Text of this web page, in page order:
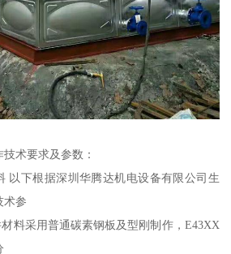
术要求及参数：
下根据深圳华腾达机电设备有限公司生
术参
采用普通碳素钢板及型刚制作，E43XX